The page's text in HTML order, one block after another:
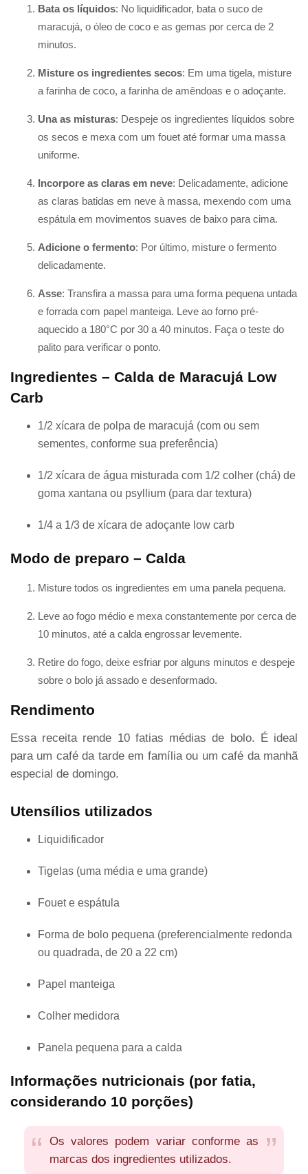
Bata os líquidos: No liquidificador, bata o suco de
maracujá, o óleo de coco e as gemas por cerca de 2
minutos.
Misture os ingredientes secos: Em uma tigela, misture
a farinha de coco, a farinha de amêndoas e o adoçante.
Una as misturas: Despeje os ingredientes líquidos sobre
os secos e mexa com um fouet até formar uma massa
uniforme.
Incorpore as claras em neve: Delicadamente, adicione
as claras batidas em neve à massa, mexendo com uma
espátula em movimentos suaves de baixo para cima.
Adicione o fermento: Por último, misture o fermento
delicadamente.
Asse: Transfira a massa para uma forma pequena untada
e forrada com papel manteiga. Leve ao forno pré-
aquecido a 180°C por 30 a 40 minutos. Faça o teste do
palito para verificar o ponto.
Ingredientes – Calda de Maracujá Low
Carb
1/2 xícara de polpa de maracujá (com ou sem
sementes, conforme sua preferência)
1/2 xícara de água misturada com 1/2 colher (chá) de
goma xantana ou psyllium (para dar textura)
1/4 a 1/3 de xícara de adoçante low carb
Modo de preparo – Calda
Misture todos os ingredientes em uma panela pequena.
Leve ao fogo médio e mexa constantemente por cerca de
10 minutos, até a calda engrossar levemente.
Retire do fogo, deixe esfriar por alguns minutos e despeje
sobre o bolo já assado e desenformado.
Rendimento
Essa receita rende 10 fatias médias de bolo. É ideal
para um café da tarde em família ou um café da manhã
especial de domingo.
Utensílios utilizados
Liquidificador
Tigelas (uma média e uma grande)
Fouet e espátula
Forma de bolo pequena (preferencialmente redonda
ou quadrada, de 20 a 22 cm)
Papel manteiga
Colher medidora
Panela pequena para a calda
Informações nutricionais (por fatia,
considerando 10 porções)
Os valores podem variar conforme as
marcas dos ingredientes utilizados.